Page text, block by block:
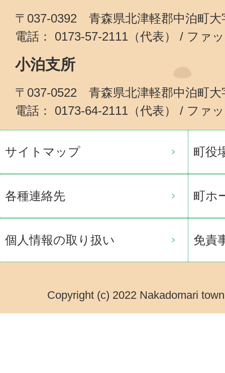
〒037-0392 青森県北津軽郡中泊町大
電話： 0173-57-2111（代表） / ファ
小泊支所
〒037-0522 青森県北津軽郡中泊町大
電話： 0173-64-2111（代表） / ファ
サイトマップ 町役
各種連絡先 町ホ
個人情報の取り扱い 免責
Copyright (c) 2022 Nakadomari